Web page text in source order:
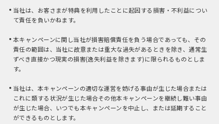
当社は、お客さまが特典を利用したことに起因する損害・不利益につい
て責任を負いかねます。
本キャンペーンに関し当社が損害賠償責任を負う場合であっても、その
責任の範囲は、当社に故意または重大な過失があるときを除き、通常生
ずべき直接かつ現実の損害(逸失利益を除きます)に限られるものとしま
す。
当社は、本キャンペーンの適切な運営を妨げる事由が生じた場合または
これに類する状況が生じた場合その他本キャンペーンを継続し難い事由
が生じた場合、いつでも本キャンペーンを中止し、または延期すること
ができるものとします。